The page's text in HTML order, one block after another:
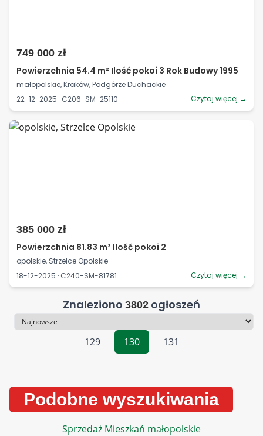
749 000 zł
Powierzchnia 54.4 m² Ilość pokoi 3 Rok Budowy 1995
małopolskie, Kraków, Podgórze Duchackie
22-12-2025 · C206-SM-25110
Czytaj więcej →
385 000 zł
Powierzchnia 81.83 m² Ilość pokoi 2
opolskie, Strzelce Opolskie
18-12-2025 · C240-SM-81781
Czytaj więcej →
Znaleziono 3802 ogłoszeń
Sortowanie
129
130 131
Podobne wyszukiwania
Sprzedaż Mieszkań małopolskie